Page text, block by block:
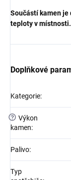
Součástí kamen je
teploty v místnosti.
Doplňkové
Kategorie:
? Výkon
kamen:
Palivo:
Typ